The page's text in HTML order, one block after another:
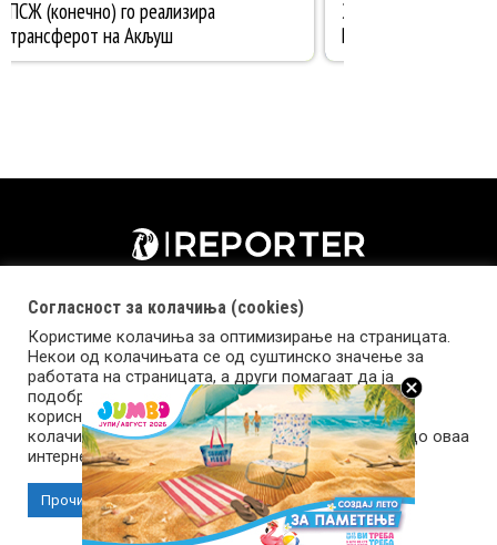
Copyright © 2026 Reporter.mk | Member of Clip Media Group
Импресум Маркетинг Контакт Услови за користење
Согласност за колачиња (cookies)
Користиме колачиња за оптимизирање на страницата.
Некои од колачињата се од суштинско значење за
работата на страницата, а други помагаат да ја
подобриме оваа интернет страница и вашето
корисничко искуство. Напомена: задолжителните
колачиња се неопходни за користење и пристап до оваа
интернет страница.
Прочитај повеќе Прифати колачиња